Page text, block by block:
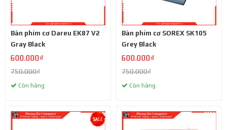
Bàn phím cơ Dareu EK87 V2
Gray Black
600.000₫
750.000₫
Còn hàng
Bàn phím cơ SOREX SK105
Grey Black
600.000₫
750.000₫
Còn hàng